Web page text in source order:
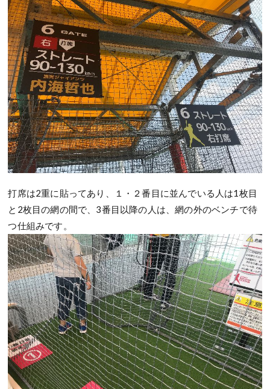
打席は2重に貼ってあり、１・２番目に並んでいる人は1枚目
と2枚目の網の間で、3番目以降の人は、網の外のベンチで待
つ仕組みです。